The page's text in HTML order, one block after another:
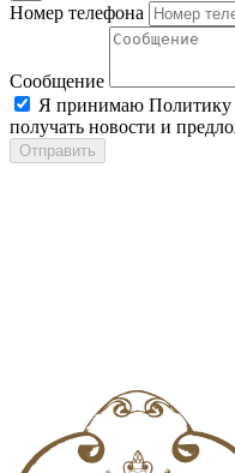
Номер телефона
Сообщение
Я принимаю Политику
получать новости и
Отправить